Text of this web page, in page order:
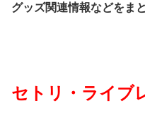
グッズ関連情報などをま
セトリ・ライブ